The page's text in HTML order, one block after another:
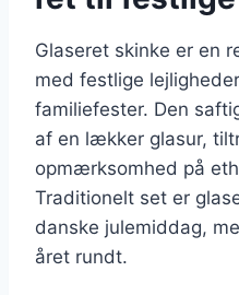
Glaseret skinke er en
med festlige
familiefester. Den
af en lækker glasur,
opmærksomhed på
Traditionelt set er
danske julemiddag,
året rundt.